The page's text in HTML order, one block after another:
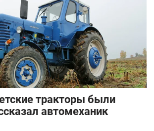
тракторы были
автомеханик